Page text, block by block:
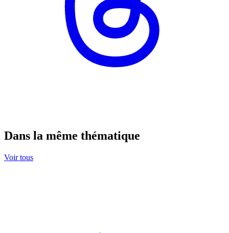
Dans la même thématique
Voir tous